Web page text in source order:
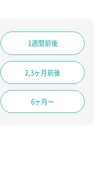
1週間前後
2,3ヶ月前後
6ヶ月〜